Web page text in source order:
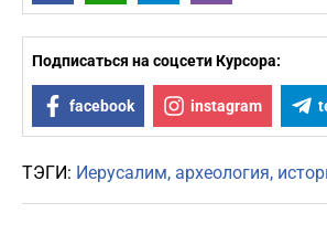
Подписаться на соцсети Курсора:
facebook instagram
ТЭГИ: Иерусалим археология